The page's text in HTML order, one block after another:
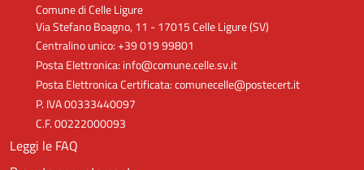
Comune di Celle Ligure
Via Stefano Boagno, 11 - 17015 Celle Ligure (SV)
Centralino unico: +39 019 99801
Posta Elettronica: info@comune.celle.sv.it
Posta Elettronica Certificata: comunecelle@postecert.it
P. IVA 00333440097
C.F. 00222000093
Leggi le FAQ